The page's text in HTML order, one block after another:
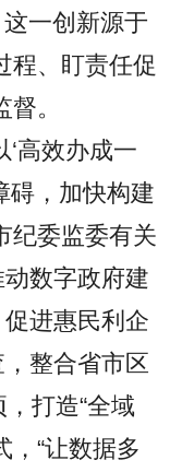
这一创新源于
程、盯责任促
。
‘高效办成一
碍，加快构建
纪委监委有关
数字政府建
进惠民利企
整合省市区
，打造“全域
，“让数据多